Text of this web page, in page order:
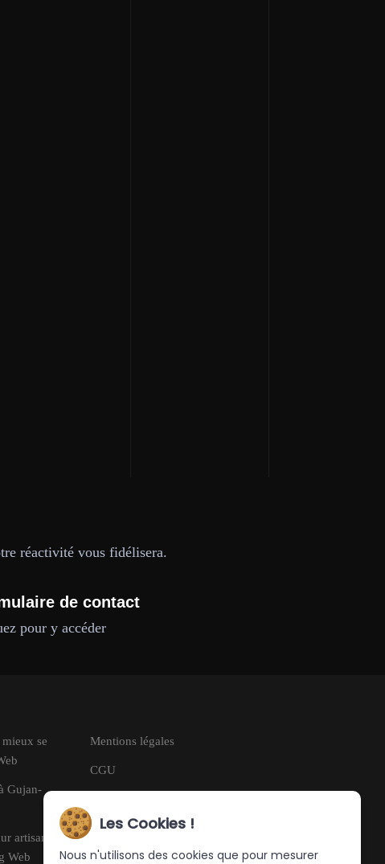
réactivité vous fidélisera.
de contact
pour y accéder
se
Gujan-
artisan à
Web
Mentions légales
CGU
Les Cookies !
Nous n'utilisons des cookies que pour mesurer